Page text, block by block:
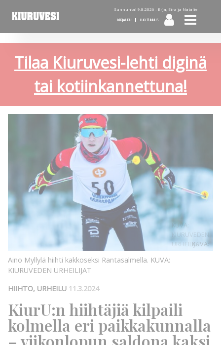
Sunnuntai 9.8.2026 - Erja, Eira ja Natalie
KIRJAUDU LUO TUNNUS
Tilaa Kiuruvesi-lehti diginä
tai kotiinkannettuna!
KUVA:
KUVA:
KIURUVEDEN
URHEILIJAT
Aino Myllylä hiihti kakkoseksi Rantasalmella. KUVA:
KIURUVEDEN URHEILIJAT
HIIHTO, URHEILU 11.3.2024
KiurU:n hiihtäjiä kilpaili
kolmella eri paikkakunnalla
– viikonlopun saldona kaksi